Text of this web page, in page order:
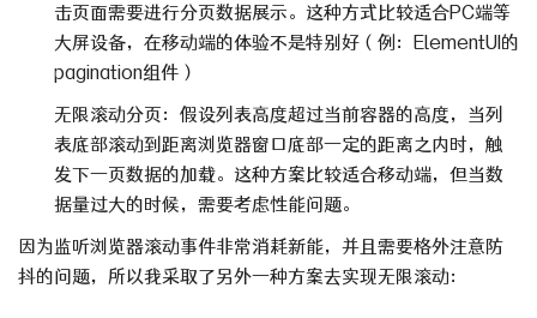
击页面需要进行分页数据展示。这种方式比较适合PC端等
大屏设备，在移动端的体验不是特别好（例：ElementUI的
pagination组件）
无限滚动分页：假设列表高度超过当前容器的高度，当列
表底部滚动到距离浏览器窗口底部一定的距离之内时，触
发下一页数据的加载。这种方案比较适合移动端，但当数
据量过大的时候，需要考虑性能问题。
因为监听浏览器滚动事件非常消耗新能，并且需要格外注意防
抖的问题，所以我采取了另外一种方案去实现无限滚动：